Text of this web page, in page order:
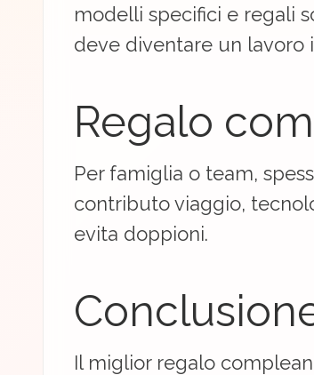
modelli specifici e regali
deve diventare un lavoro
Regalo
Per famiglia o team,
contributo viaggio,
evita doppioni.
Il miglior regalo